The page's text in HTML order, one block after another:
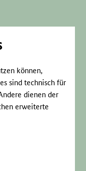
können,
sind technisch für
dienen der
erweiterte